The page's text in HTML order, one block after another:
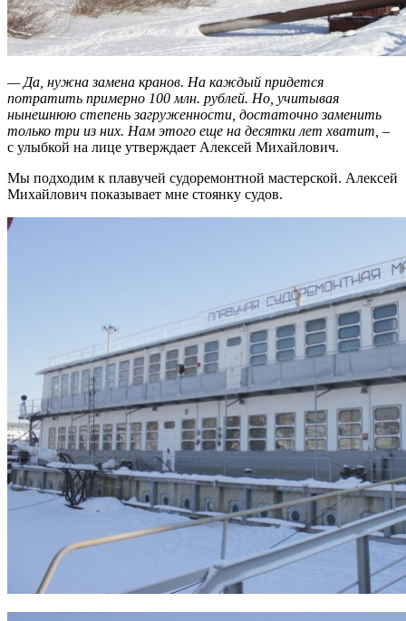
— Да, нужна замена кранов. На каждый придется
потратить примерно 100 млн. рублей. Но, учитывая
нынешнюю степень загруженности, достаточно заменить
только три из них. Нам этого еще на десятки лет хватит, –
с улыбкой на лице утверждает Алексей Михайлович.
Мы подходим к плавучей судоремонтной мастерской. Алексей
Михайлович показывает мне стоянку судов.